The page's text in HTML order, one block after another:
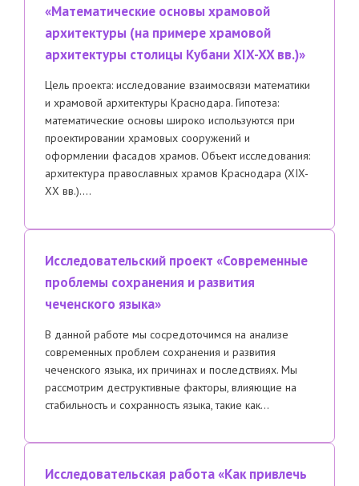
«Математические основы храмовой
архитектуры (на примере храмовой
архитектуры столицы Кубани XIX-XX вв.)»
Цель проекта: исследование взаимосвязи математики
и храмовой архитектуры Краснодара. Гипотеза:
математические основы широко используются при
проектировании храмовых сооружений и
оформлении фасадов храмов. Объект исследования:
архитектура православных храмов Краснодара (XIX-
XX вв.)….
Исследовательский проект «Современные
проблемы сохранения и развития
чеченского языка»
В данной работе мы сосредоточимся на анализе
современных проблем сохранения и развития
чеченского языка, их причинах и последствиях. Мы
рассмотрим деструктивные факторы, влияющие на
стабильность и сохранность языка, такие как…
Исследовательская работа «Как привлечь